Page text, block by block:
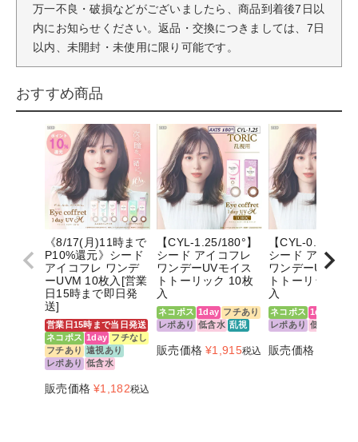
万一不良・破損などがございましたら、商品到着後7日以
内にお知らせください。返品・交換につきましては、7日
以内、未開封・未使用に限り可能です。
おすすめ商品
《8/17(月)11時まで
P10%還元》シード
アイコフレ ワンデ
ーUVM 10枚入[営業
日15時まで即日発
送]
営業日15時まで当日発送
ネコポス 1day フチなし
フチあり 遠視あり
レポあり 低含水
販売価格 ¥1,182税込
【CYL-1.25/180°】
シード アイコフレ
ワンデーUVモイス
トトーリック 10枚
入
ネコポス 1day フチあり
レポあり 低含水 乱視
販売価格 ¥1,915税込
【CYL-0.75/
シード アイコフ
ワンデーUVモイ
トトーリック 10
入
ネコポス 1day
レポあり 低含水
販売価格